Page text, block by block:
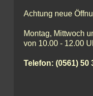
Achtung neue
Montag, Mittwoch
von 10.00 - 12.00
Telefon: (0561) 50